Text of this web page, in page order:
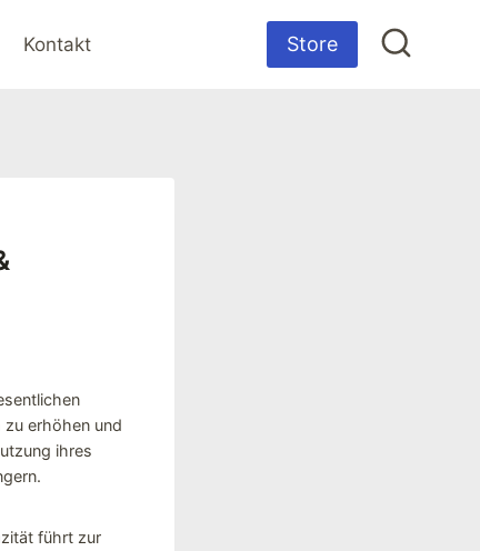
Kontakt Store
erhöhen und
ihres
führt zur